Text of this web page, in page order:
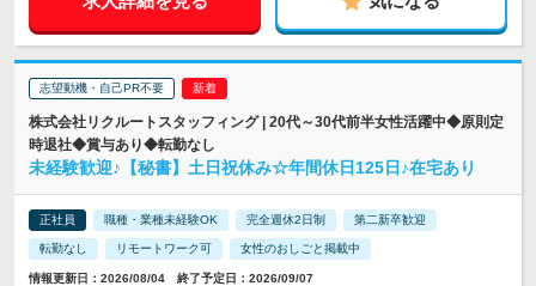
志望動機・自己PR不要
株式会社リクルートスタッフィング | 20代～30代前半女性活躍中◆原則定
時退社◆賞与あり◆転勤なし
未経験歓迎♪【秘書】土日祝休み☆年間休日125日♪在宅あり
正社員 職種・業種未経験OK 完全週休2日制 第二新卒歓迎
転勤なし リモートワーク可 女性のおしごと掲載中
情報更新日：2026/08/04 終了予定日：2026/09/07